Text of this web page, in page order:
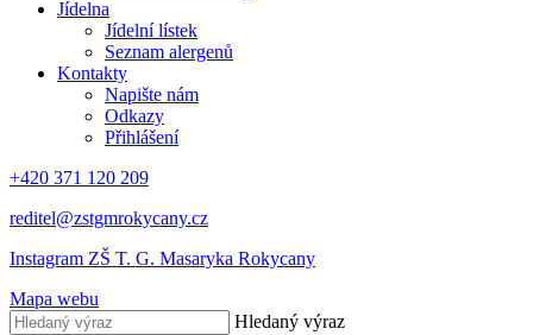
Jídelna
Jídelní lístek
Seznam alergenů
Kontakty
Napište nám
Odkazy
Přihlášení
+420 371 120 209
reditel@zstgmrokycany.cz
Instagram ZŠ T. G. Masaryka Rokycany
Mapa webu
Hledaný výraz